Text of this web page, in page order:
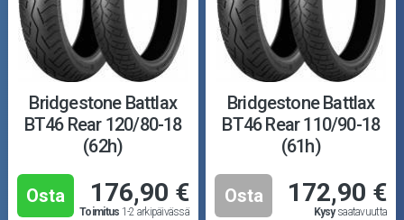
Bridgestone Battlax
BT46 Rear 120/80-18
(62h)
Osta 176,90 €
Toimitus 1-2 arkipäivässä
Bridgestone Battlax
BT46 Rear 110/90-18
(61h)
Osta 172,90 €
Kysysaatavuutta